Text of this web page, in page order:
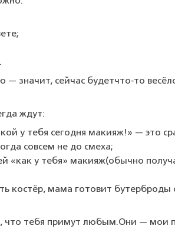
— значит, сейчас будетчто‑то
ждут:
у тебя сегодня макияж!» — это
совсем не до смеха;
«как у тебя» макияж(обычно
костёр, мама готовит бутерброды
что тебя примут любым.Они — мои